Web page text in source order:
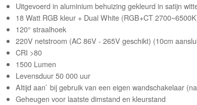
Uitgevoerd in aluminium behuizing gekleurd in satijn
18 Watt RGB kleur + Dual White (RGB+CT
120° straalhoek
220V netstroom (AC 86V - 265V geschikt) (10cm
CRI >80
1500 Lumen
Levensduur 50 000 uur
Altijd aan` bij gebruik van een eigen wandschakelaar
Geheugen voor laatste dimstand en kleurstand